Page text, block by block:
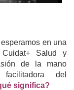
en una
Salud y
de la mano
del
significa?